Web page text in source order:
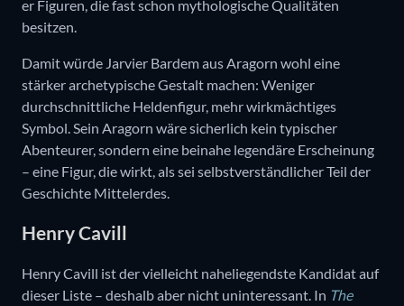
er Figuren, die fast schon mythologische Qualitäten
besitzen.
Damit würde Jarvier Bardem aus Aragorn wohl eine
stärker archetypische Gestalt machen: Weniger
durchschnittliche Heldenfigur, mehr wirkmächtiges
Symbol. Sein Aragorn wäre sicherlich kein typischer
Abenteurer, sondern eine beinahe legendäre Erscheinung
– eine Figur, die wirkt, als sei selbstverständlicher Teil der
Geschichte Mittelerdes.
Henry Cavill
Henry Cavill ist der vielleicht naheliegendste Kandidat auf
dieser Liste – deshalb aber nicht uninteressant. In The